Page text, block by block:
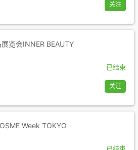
关注
览会INNER BEAUTY
已结束
关注
Week TOKYO